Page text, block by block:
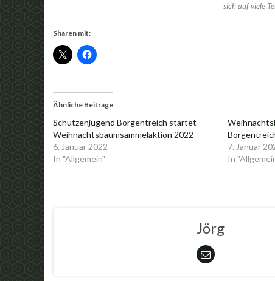
sich auf viele
Sharen mit:
Ähnliche Beiträge
Schützenjugend Borgentreich startet
Weihnachtsbaumsammelaktion 2022
6. Januar 2022
In "Allgemein"
7. Januar
In
Jörg